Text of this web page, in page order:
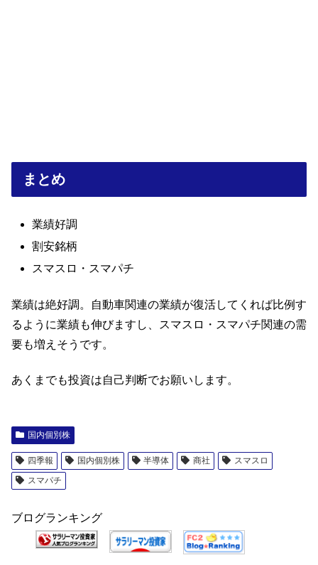
まとめ
業績好調
割安銘柄
スマスロ・スマパチ
業績は絶好調。自動車関連の業績が復活してくれば比例す
るように業績も伸びますし、スマスロ・スマパチ関連の需
要も増えそうです。
あくまでも投資は自己判断でお願いします。
国内個別株
四季報 国内個別株 半導体 商社
スマスロ
スマパチ
ブログランキング